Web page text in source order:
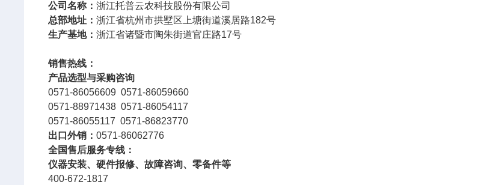
公司名称：浙江托普云农科技股份有限公司
总部地址：浙江省杭州市拱墅区上塘街道溪居路182号
生产基地：浙江省诸暨市陶朱街道官庄路17号
销售热线：
产品选型与采购咨询
0571-86056609 0571-86059660
0571-88971438 0571-86054117
0571-86055117 0571-86823770
出口外销：0571-86062776
全国售后服务专线：
仪器安装、硬件报修、故障咨询、零备件等
400-672-1817